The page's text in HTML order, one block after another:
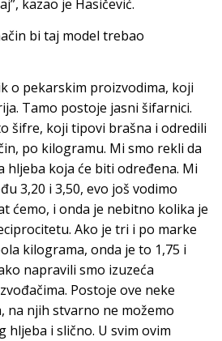
kazao je Hasičević.
bi taj model trebao
o pekarskim proizvodima, koji
Tamo postoje jasni šifarnici.
šifre, koji tipovi brašna i odredili
po kilogramu. Mi smo rekli da
hljeba koja će biti određena. Mi
3,20 i 3,50, evo još vodimo
ćemo, i onda je nebitno kolika je
Ako je tri i po marke
kilograma, onda je to 1,75 i
napravili smo izuzeća
Postoje ove neke
na njih stvarno ne možemo
hljeba i slično. U svim ovim